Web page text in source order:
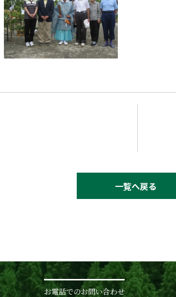
一覧へ戻る
お電話でのお問い合わせ